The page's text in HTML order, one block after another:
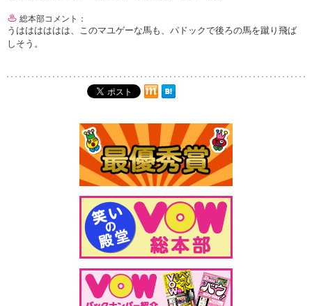
総本部コメント：
うはははははは、このマユゲーな馬も、パドックで後ろの馬を蹴り飛ば
しそう。